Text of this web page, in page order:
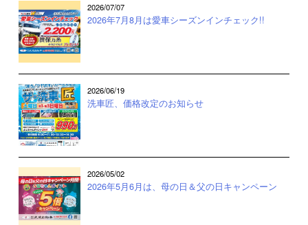
2026/07/07
2026年7月8月は愛車シーズンインチェック!!
2026/06/19
洗車匠、価格改定のお知らせ
2026/05/02
2026年5月6月は、母の日＆父の日キャンペーン